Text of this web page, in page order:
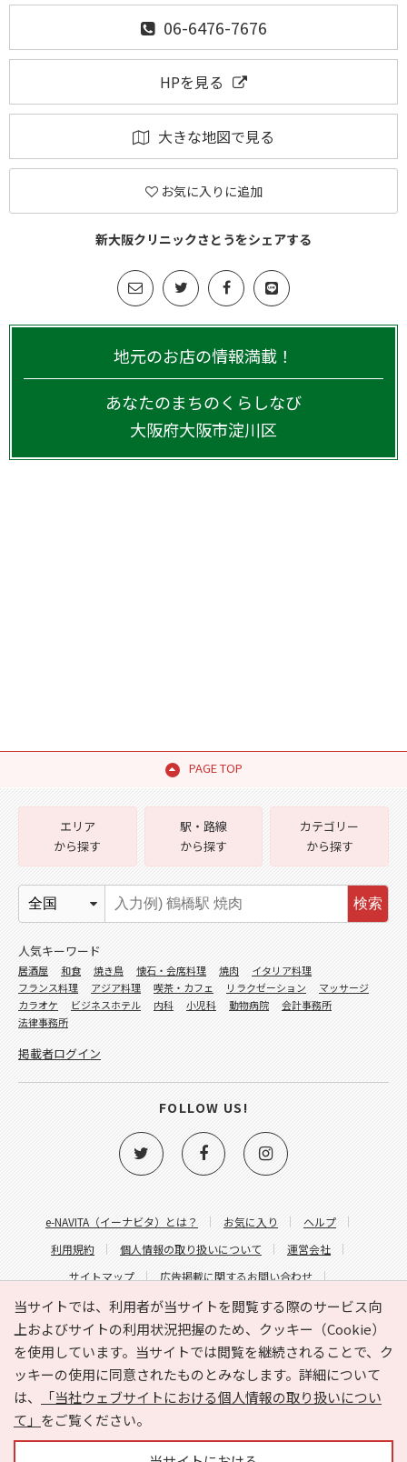
06-6476-7676
HPを見る
大きな地図で見る
お気に入りに追加
新大阪クリニックさとうをシェアする
地元のお店の情報満載！
あなたのまちのくらしなび
大阪府大阪市淀川区
PAGE TOP
当サイトでは、利用者が当サイトを閲覧する際のサービス向
上およびサイトの利用状況把握のため、クッキー（Cookie）
を使用しています。当サイトでは閲覧を継続されることで、ク
ッキーの使用に同意されたものとみなします。詳細について
は、
「当社ウェブサイトにおける個人情報の取り扱いについ
て」 をご覧ください。
e-NAVITA（イーナビタ）とは？ お気に入り
ヘルプ
利用規約
個人情報の取り扱いについて
運営会社
サイトマップ
広告掲載に関するお問い合わせ
サイトの内容に関するお問い合わせ
エリア
から探す
駅・路線
から探す
カテゴリー
から探す
検索
人気キーワード
居酒屋 和食 焼き鳥 懐石・会席料理 焼肉
イタリア料理
フランス料理
アジア料理 喫茶・カフェ リラクゼーション
マッサージ
カラオケ
ビジネスホテル 内科 小児科 動物病院
会計事務所
法律事務所
掲載者ログイン
FOLLOW US!
Copyright © HYOJITO.Co.,Ltd. All Rights Reserved.